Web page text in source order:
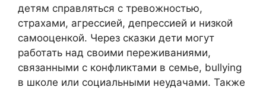
детям справляться с тревожностью,
страхами, агрессией, депрессией и низкой
самооценкой. Через сказки дети могут
работать над своими переживаниями,
связанными с конфликтами в семье, bullying
в школе или социальными неудачами. Также